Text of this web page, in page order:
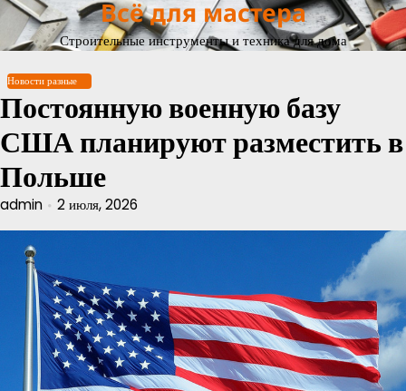
Перейти
содержимому
Всё для мастера
Строительные инструменты и техника для дома
Новости разные
Постоянную военную базу
США планируют разместить в
Польше
admin 2 июля, 2026